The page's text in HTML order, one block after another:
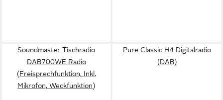
Soundmaster Tischradio
DAB700WE Radio
(Freisprechfunktion, Inkl.
Mikrofon, Weckfunktion)
Pure Classic H4 Digitalradio
(DAB)